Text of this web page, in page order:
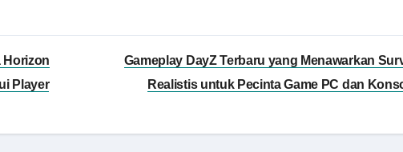
Horizon
Player
Gameplay DayZ Terbaru yang Menawarkan
Realistis untuk Pecinta Game PC dan